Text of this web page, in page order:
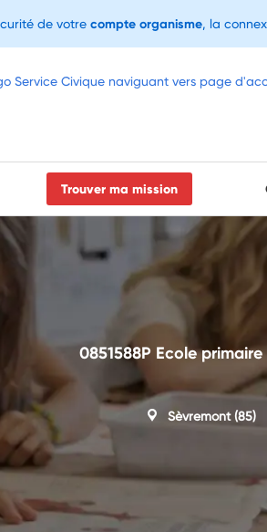
Trouver ma mission
0851588P Ecole
Sèvremont(85)
de votre compte organisme, la